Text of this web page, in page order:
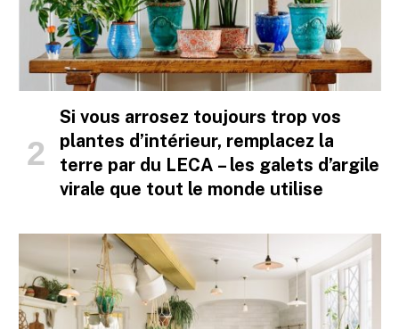
Si vous arrosez toujours trop vos
plantes d’intérieur, remplacez la
terre par du LECA – les galets d’argile
virale que tout le monde utilise